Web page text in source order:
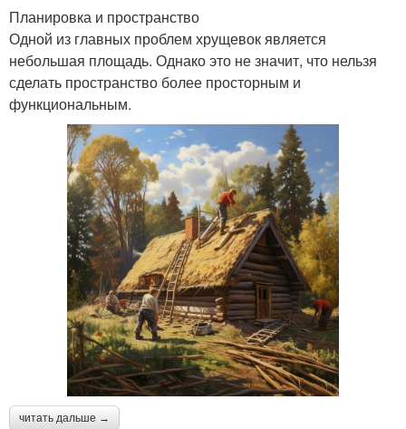
Планировка и пространство
Одной из главных проблем хрущевок является
небольшая площадь. Однако это не значит, что нельзя
сделать пространство более просторным и
функциональным.
читать дальше →